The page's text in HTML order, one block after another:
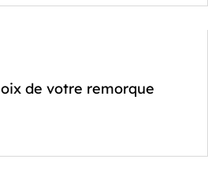
de votre remorque